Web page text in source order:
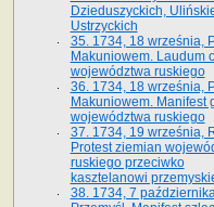
Dzieduszyckich,
Ustrzyckich
35. 1734, 18 września,
Makuniowem. Laudum
województwa ruskiego
36. 1734, 18 września,
Makuniowem. Manifest
województwa ruskiego
37. 1734, 19 września,
Protest ziemian
ruskiego przeciwko
kasztelanowi
38. 1734, 7